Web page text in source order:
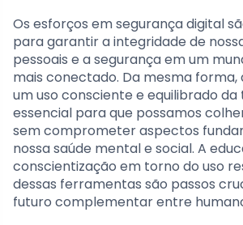
Os esforços em segurança digital
para garantir a integridade de
pessoais e a segurança em um
mais conectado. Da mesma forma,
um uso consciente e equilibrado da
essencial para que possamos
sem comprometer aspectos
nossa saúde mental e social. A
conscientização em torno do uso
dessas ferramentas são passos
futuro complementar entre